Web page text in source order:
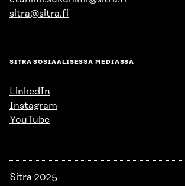
sitra@sitra.fi
SITRA SOSIAALISESSA MEDIASSA
LinkedIn
Instagram
YouTube
Sitra 2025